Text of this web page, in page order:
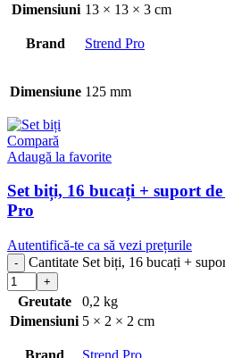
Dimensiuni 13 × 13 × 3 cm
Brand Strend Pro
Dimensiune 125 mm
Compară
Adaugă la favorite
Set biți, 16 bucați + suport
Pro
Autentifică-te ca să vezi prețurile
Cantitate Set biți, 16 bucați +
Greutate
0,2 kg
Dimensiuni 5 × 2 × 2 cm
Brand Strend Pro